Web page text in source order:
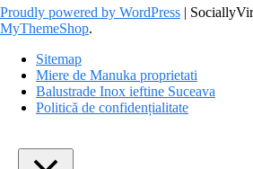
Proudly powered by WordPress |
MyThemeShop.
Sitemap
Miere de Manuka proprietati
Balustrade Inox ieftine Suceava
Politică de confidențialitate